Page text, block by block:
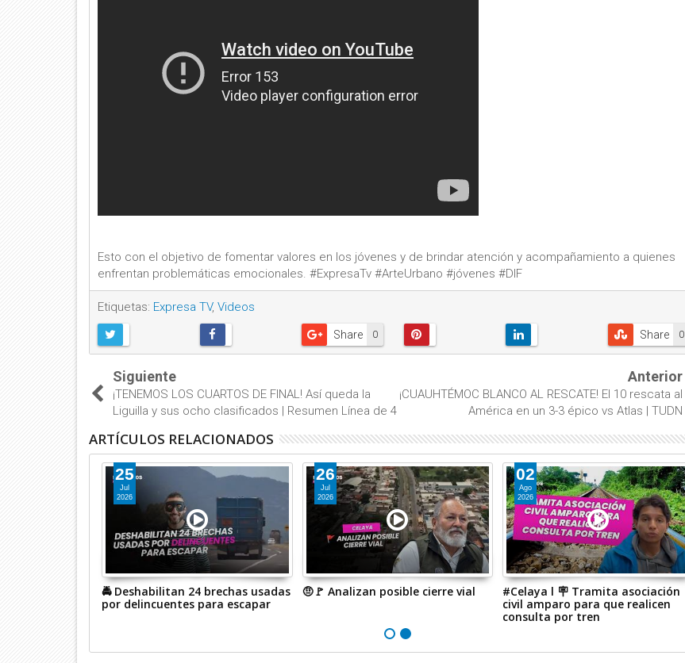
Esto con el objetivo de fomentar valores en los jóvenes y de brindar atención y acompañamiento a quienes
enfrentan problemáticas emocionales. #ExpresaTv #ArteUrbano #jóvenes #DIF
Etiquetas: Expresa TV, Videos
0
Share 0
Share
Siguiente
¡TENEMOS LOS CUARTOS DE FINAL! Así queda la
Liguilla y sus ocho clasificados | Resumen Línea de 4
Anterior
¡CUAUHTÉMOC BLANCO AL RESCATE! El 10 rescata al
América en un 3-3 épico vs Atlas | TUDN
ARTÍCULOS RELACIONADOS
25
Jul
2026
🚔 Deshabilitan 24 brechas usadas
por delincuentes para escapar
26
Jul
2026
🤨🚩 Analizan posible cierre vial
02
Ago
2026
#Celaya l 🪧 Tramita asociación
civil amparo para que realicen
consulta por tren